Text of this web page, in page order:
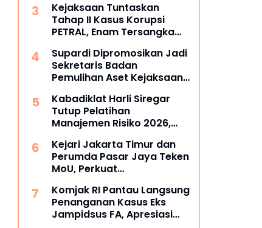
Kejaksaan Tuntaskan
Tahap II Kasus Korupsi
PETRAL, Enam Tersangka
Penuntut Umum Kejari
Jakpus
Supardi Dipromosikan Jadi
Sekretaris Badan
Pemulihan Aset Kejaksaan
Kabadiklat Harli Siregar
Tutup Pelatihan
Manajemen Risiko 2026,
Agen Perubahan di Seluruh
Satker Kejaksaan
Kejari Jakarta Timur dan
Perumda Pasar Jaya Teken
MoU, Perkuat
untuk Cegah Sengketa
Komjak RI Pantau Langsung
Penanganan Kasus Eks
Jampidsus FA, Apresiasi